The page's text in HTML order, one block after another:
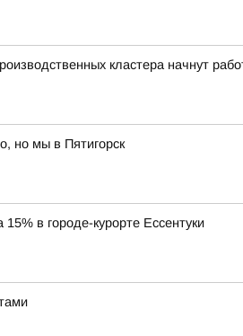
кластера начнут
но мы в Пятигорск
15% в городе-курорте Ессентуки